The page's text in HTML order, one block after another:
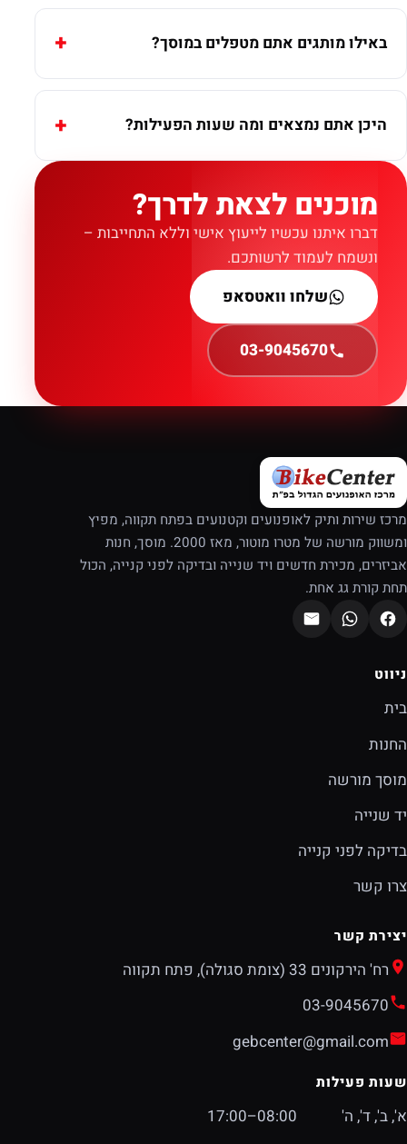
באילו מותגים אתם מטפלים במוסך?
היכן אתם נמצאים ומה שעות הפעילות?
מוכנים לצאת לדרך?
דברו איתנו עכשיו לייעוץ אישי וללא התחייבות –
ונשמח לעמוד לרשותכם.
שלחו וואטסאפ
03-9045670
מרכז שירות ותיק לאופנועים וקטנועים בפתח תקווה, מפיץ
ומשווק מורשה של מטרו מוטור, מאז 2000. מוסך, חנות
אביזרים, מכירת חדשים ויד שנייה ובדיקה לפני קנייה, הכול
תחת קורת גג אחת.
ניווט
בית
החנות
מוסך מורשה
יד שנייה
בדיקה לפני קנייה
צרו קשר
יצירת קשר
רח' הירקונים 33 (צומת סגולה), פתח תקווה
03-9045670
gebcenter@gmail.com
שעות פעילות
א', ב', ד', ה'
08:00–17:00